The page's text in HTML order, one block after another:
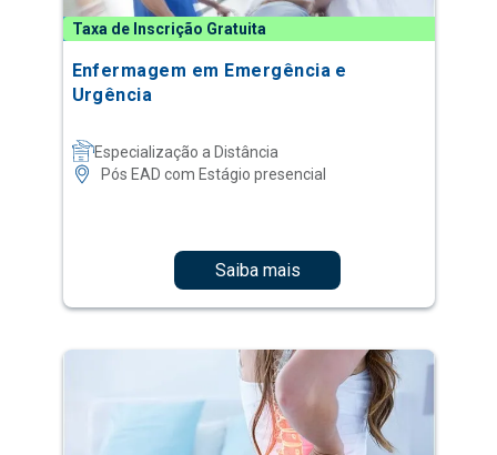
Taxa de Inscrição Gratuita
Enfermagem em Emergência e
Urgência
Especialização a Distância
Pós EAD com Estágio presencial
Saiba mais